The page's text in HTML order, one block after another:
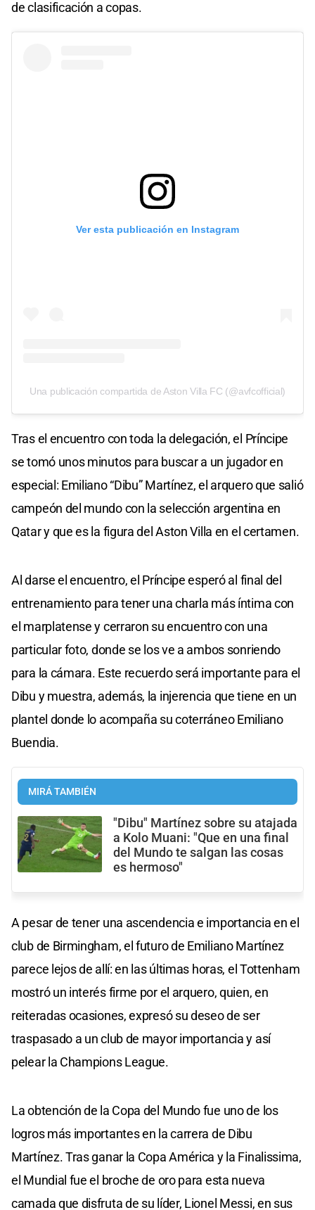
de clasificación a copas.
Ver esta publicación en Instagram
Una publicación compartida de Aston Villa FC (@avfcofficial)
Tras el encuentro con toda la delegación, el Príncipe
se tomó unos minutos para buscar a un jugador en
especial: Emiliano “Dibu” Martínez, el arquero que salió
campeón del mundo con la selección argentina en
Qatar y que es la figura del Aston Villa en el certamen.
Al darse el encuentro, el Príncipe esperó al final del
entrenamiento para tener una charla más íntima con
el marplatense y cerraron su encuentro con una
particular foto, donde se los ve a ambos sonriendo
para la cámara. Este recuerdo será importante para el
Dibu y muestra, además, la injerencia que tiene en un
plantel donde lo acompaña su coterráneo Emiliano
Buendia.
MIRÁ TAMBIÉN
"Dibu" Martínez sobre su atajada
a Kolo Muani: "Que en una final
del Mundo te salgan las cosas
es hermoso"
A pesar de tener una ascendencia e importancia en el
club de Birmingham, el futuro de Emiliano Martínez
parece lejos de allí: en las últimas horas, el Tottenham
mostró un interés firme por el arquero, quien, en
reiteradas ocasiones, expresó su deseo de ser
traspasado a un club de mayor importancia y así
pelear la Champions League.
La obtención de la Copa del Mundo fue uno de los
logros más importantes en la carrera de Dibu
Martínez. Tras ganar la Copa América y la Finalissima,
el Mundial fue el broche de oro para esta nueva
camada que disfruta de su líder, Lionel Messi, en sus